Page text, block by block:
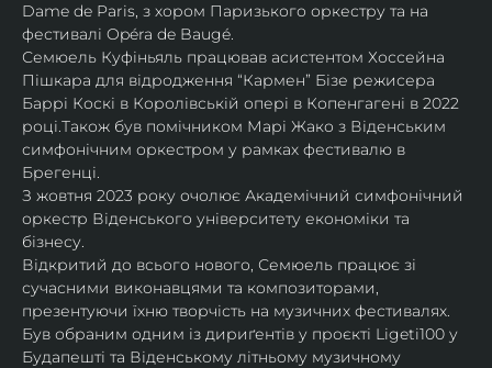
Dame de Paris, з хором Паризького оркестру та на
фестивалі Opéra de Baugé.
Семюель Куфіньяль працював асистентом Хоссейна
Пішкара для відродження “Кармен” Бізе режисера
Баррі Коскі в Королівській опері в Копенгагені в 2022
році.Також був помічником Марі Жако з Віденським
симфонічним оркестром у рамках фестивалю в
Брегенці.
З жовтня 2023 року очолює Академічний симфонічний
оркестр Віденського університету економіки та
бізнесу.
Відкритий до всього нового, Семюель працює зі
сучасними виконавцями та композиторами,
презентуючи їхню творчість на музичних фестивалях.
Був обраним одним із дириґентів у проєкті Ligeti100 у
Будапешті та Віденському літньому музичному